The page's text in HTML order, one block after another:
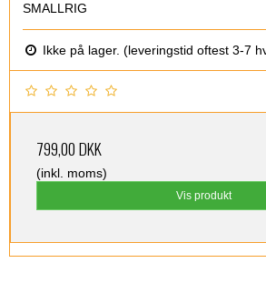
SMALLRIG
Ikke på lager. (leveringstid oftest 3-7
799,00 DKK
(inkl. moms)
Vis produkt